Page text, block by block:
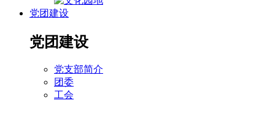
党团建设
党团建设
党支部简介
团委
工会